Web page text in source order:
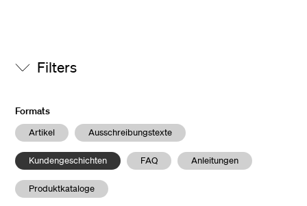
Filters
Formats
Artikel Ausschreibungstexte
Kundengeschichten FAQ Anleitungen
Produktkataloge